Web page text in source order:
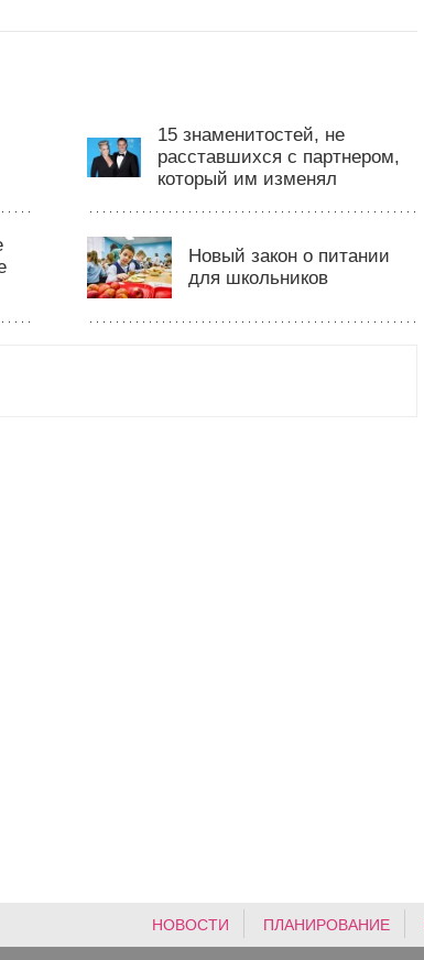
15 знаменитостей, не
расставшихся с партнером,
который им изменял
Новый закон о питании
для школьников
НОВОСТИ ПЛАНИРОВАНИЕ